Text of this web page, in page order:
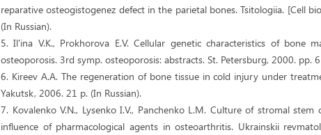
reparative osteogistogenez defect in the parietal bones. Tsitologiia. [Cell
(In Russian).
5. Il'ina V.K., Prokhorova E.V. Cellular genetic characteristics of bone
osteoporosis. 3rd symp. osteoporosis: abstracts. St. Petersburg, 2000. pp.
6. Kireev A.A. The regeneration of bone tissue in cold injury under
Yakutsk, 2006. 21 p. (In Russian).
7. Kovalenko V.N., Lysenko I.V., Panchenko L.M. Culture of stromal
influence of pharmacological agents in osteoarthritis. Ukrainskii